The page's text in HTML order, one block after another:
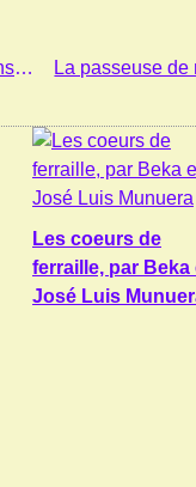
Magic academy, tome 5 : le sort des démons, de Jupiter Phaeton
Les coeurs de
ferraille, par Beka
José Luis